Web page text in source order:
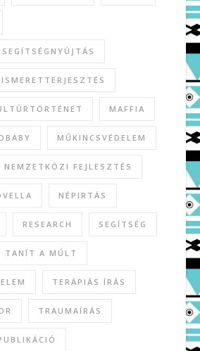
ISMERETTERJESZTÉS
MAFFIA
MŰKINCSVÉDELEM
NEMZETKÖZI FEJLESZTÉS
NÉPIRTÁS
RESEARCH SEGÍTSÉG
TANÍT A MÚLT
TERÁPIÁS ÍRÁS
TRAUMAÍRÁS